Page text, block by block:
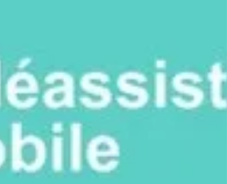
Je vois bien que tu me regardes avec
intérêt. Je suis nouvelle dans cet
que tu connais bien et tu te demande
d'où je viens. Avec...